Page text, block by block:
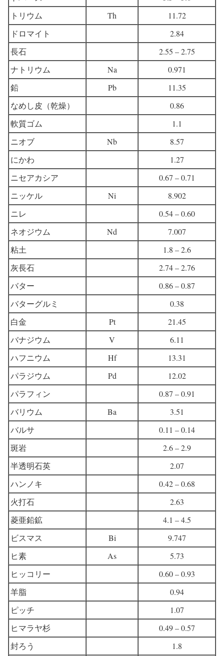
トリウム
Th
11.72
ドロマイト
2.84
長石
2.55 – 2.75
ナトリウム
Na
0.971
鉛
Pb
11.35
なめし皮（乾燥）
0.86
軟質ゴム
1.1
ニオブ
Nb
8.57
にかわ
1.27
ニセアカシア
0.67 – 0.71
ニッケル
Ni
8.902
ニレ
0.54 – 0.60
ネオジウム
Nd
7.007
粘土
1.8 – 2.6
灰長石
2.74 – 2.76
バター
0.86 – 0.87
バターグルミ
0.38
白金
Pt
21.45
バナジウム
V
6.11
ハフニウム
Hf
13.31
パラジウム
Pd
12.02
パラフィン
0.87 – 0.91
バリウム
Ba
3.51
バルサ
0.11 – 0.14
斑岩
2.6 – 2.9
半透明石英
2.07
ハンノキ
0.42 – 0.68
火打石
2.63
菱亜鉛鉱
4.1 – 4.5
ビスマス
Bi
9.747
ヒ素
As
5.73
ヒッコリー
0.60 – 0.93
羊脂
0.94
ピッチ
1.07
ヒマラヤ杉
0.49 – 0.57
封ろう
1.8